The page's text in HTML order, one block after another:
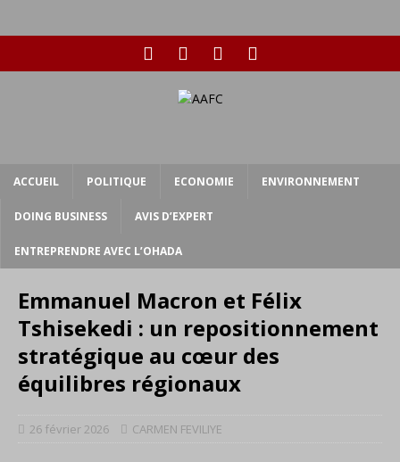
ACCUEIL POLITIQUE ECONOMIE ENVIRONNEMENT
DOING BUSINESS AVIS D’EXPERT
ENTREPRENDRE AVEC L’OHADA
Emmanuel Macron et Félix
Tshisekedi : un repositionnement
stratégique au cœur des
équilibres régionaux
26 février 2026 CARMEN FEVILIYE